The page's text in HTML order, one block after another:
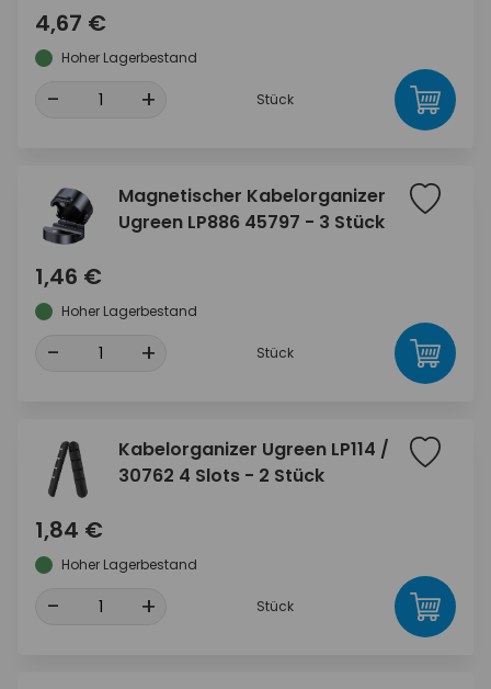
4,67 €
Hoher Lagerbestand
- + Stück
Magnetischer Kabelorganizer
Ugreen LP886 45797 - 3 Stück
1,46 €
Hoher Lagerbestand
- + Stück
Kabelorganizer Ugreen LP114 /
30762 4 Slots - 2 Stück
1,84 €
Hoher Lagerbestand
- + Stück